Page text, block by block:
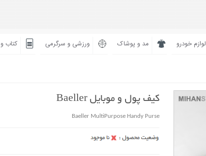
لوازم خودرو مد و پوشاک ورزشی و سرگرمی کتاب
کیف پول و موبایل Baeller
Baeller MultiPurpose Handy Purse